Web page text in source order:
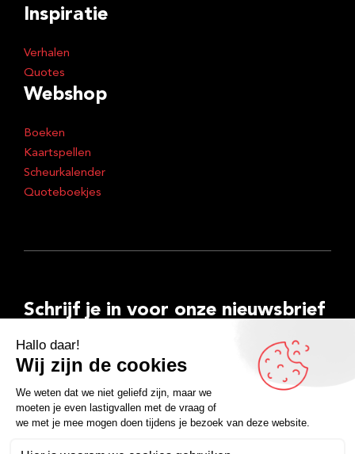
Inspiratie
Verhalen
Quotes
Webshop
Boeken
Kaartspellen
Scheurkalender
Quoteboekjes
Schrijf je in voor onze nieuwsbrief
E-
mailadres
Inschrijven
FacebookInstagramLinkedInYouTubeSpotify